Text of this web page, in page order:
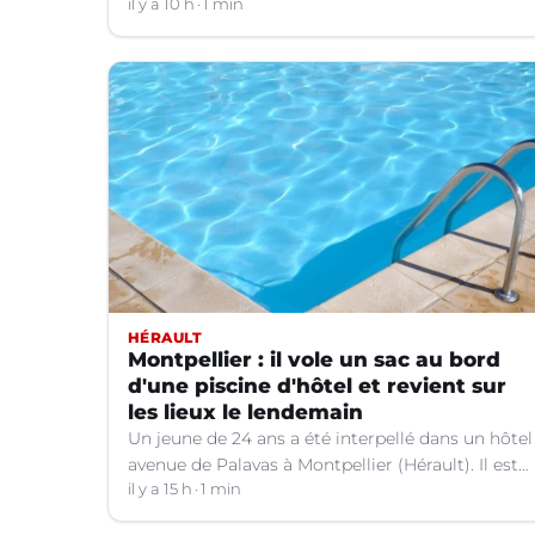
Valborgne (Gard).
il y a 10 h 1 min
HÉRAULT
Montpellier : il vole un sac au bord
d'une piscine d'hôtel et revient sur
les lieux le lendemain
Un jeune de 24 ans a été interpellé dans un hôtel
avenue de Palavas à Montpellier (Hérault). Il est
suspecté d'avoir volé le sac d'une cliente.
il y a 15 h 1 min